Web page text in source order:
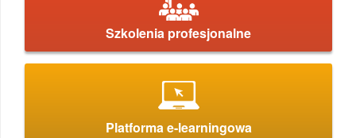
Szkolenia profesjonalne
Platforma e-learningowa